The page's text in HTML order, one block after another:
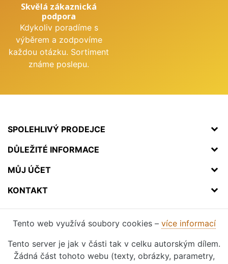
Skvělá zákaznická
podpora
Kdykoliv poradíme s
výběrem a zodpovíme
každou otázku. Sortiment
známe poslepu.
SPOLEHLIVÝ PRODEJCE
DŮLEŽITÉ INFORMACE
MŮJ ÚČET
KONTAKT
Tento web využívá soubory cookies – více informací
Tento server je jak v části tak v celku autorským dílem.
Žádná část tohoto webu (texty, obrázky, parametry,